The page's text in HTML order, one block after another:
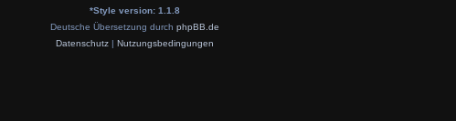
*Style version: 1.1.8
Deutsche Übersetzung durch phpBB.de
Datenschutz| Nutzungsbedingungen